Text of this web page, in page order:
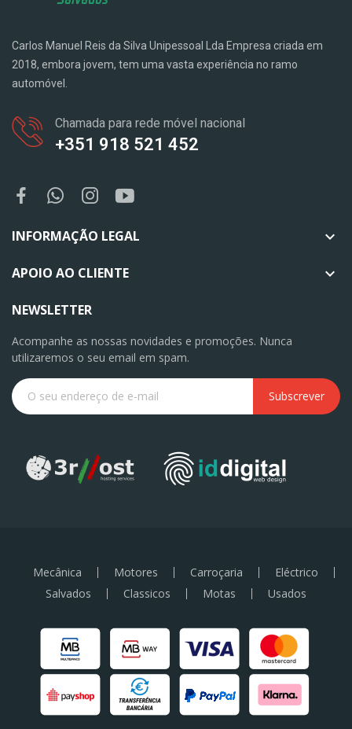
Carlos Manuel Reis da Silva Unipessoal Lda Empresa criada em
2018, embora jovem, tem uma vasta experiência no ramo
automóvel.
Chamada para rede móvel nacional
+351 918 521 452
INFORMAÇÃO LEGAL 
APOIO AO CLIENTE 
NEWSLETTER
Acompanhe as nossas novidades e promoções. Nunca
utilizaremos o seu email em spam.
Subscrever
Mecânica Motores Carroçaria
Eléctrico
Salvados
Classicos Motas Usados